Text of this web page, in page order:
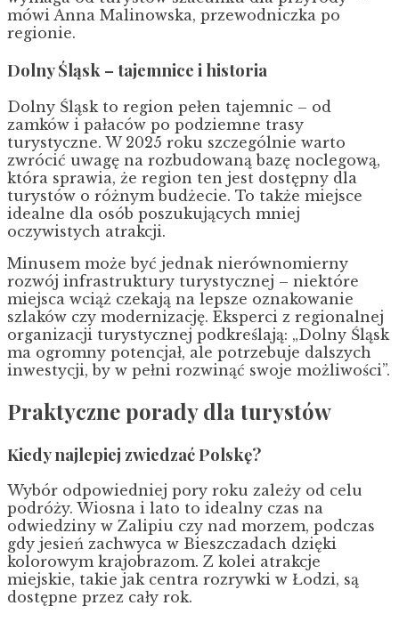
mówi Anna Malinowska, przewodniczka po
regionie.
Dolny Śląsk – tajemnice i historia
Dolny Śląsk to region pełen tajemnic – od
zamków i pałaców po podziemne trasy
turystyczne. W 2025 roku szczególnie warto
zwrócić uwagę na rozbudowaną bazę noclegową,
która sprawia, że region ten jest dostępny dla
turystów o różnym budżecie. To także miejsce
idealne dla osób poszukujących mniej
oczywistych atrakcji.
Minusem może być jednak nierównomierny
rozwój infrastruktury turystycznej – niektóre
miejsca wciąż czekają na lepsze oznakowanie
szlaków czy modernizację. Eksperci z regionalnej
organizacji turystycznej podkreślają: „Dolny Śląsk
ma ogromny potencjał, ale potrzebuje dalszych
inwestycji, by w pełni rozwinąć swoje możliwości”.
Praktyczne porady dla turystów
Kiedy najlepiej zwiedzać Polskę?
Wybór odpowiedniej pory roku zależy od celu
podróży. Wiosna i lato to idealny czas na
odwiedziny w Zalipiu czy nad morzem, podczas
gdy jesień zachwyca w Bieszczadach dzięki
kolorowym krajobrazom. Z kolei atrakcje
miejskie, takie jak centra rozrywki w Łodzi, są
dostępne przez cały rok.